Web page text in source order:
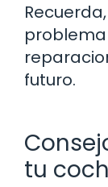
futuro.
tu